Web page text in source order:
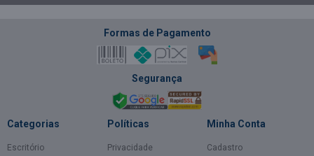
Formas de Pagamento
Segurança
Categorias
Escritório
Políticas
Privacidade
Minha Conta
Cadastro